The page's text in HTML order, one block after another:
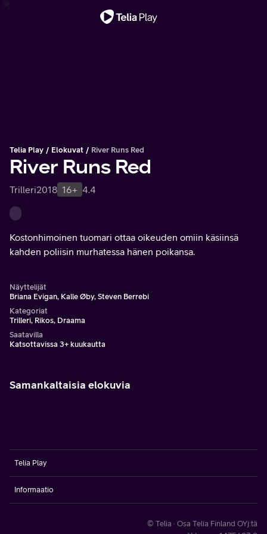
Telia Play Elokuvat River Runs Red
River Runs Red
Trilleri2018 16+ 4.4
Kostonhimoinen tuomari ottaa oikeuden omiin käsiinsä
kahden poliisin murhatessa hänen poikansa.
Näyttelijät
Briana Evigan, Kalle Øby, Steven Berrebi
Kategoriat
Trilleri, Rikos, Draama
Saatavilla
Katsottavissa 3+ kuukautta
Samankaltaisia elokuvia
Telia Play
Informaatio
© Telia · Osa Telia Finland OYj:tä